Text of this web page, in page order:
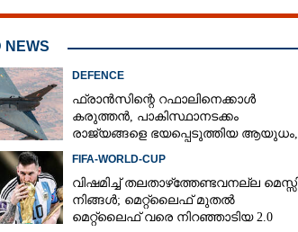
NEWS
DEFENCE
ഫ്രാൻസിന്റെ റഫാലിനെക്കാൾ
കരുത്തൻ,​ പാകിസ്ഥാനടക്കം
രാജ്യങ്ങളെ ഭയപ്പെടുത്തിയ ആയുധം,​
FIFA-WORLD-CUP
വിഷമിച്ച് തലതാഴ്‌ത്തേണ്ടവനല്ല മെസ്സി
നിങ്ങള്‍; മെറ്റ്‌ലൈഫ് മുതല്‍
മെറ്റ്‌ലൈഫ് വരെ നിറഞ്ഞാടിയ 2.0